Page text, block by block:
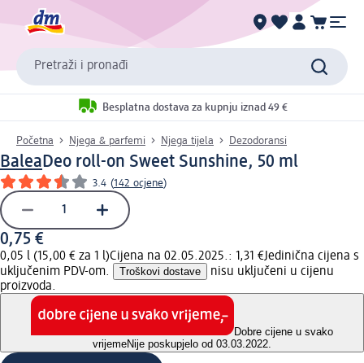
Pretraži i pronađi
Besplatna dostava za kupnju iznad 49 €
Početna Njega & parfemi Njega tijela Dezodoransi
BaleaDeo roll-on Sweet Sunshine, 50 ml
3.4 (142 ocjene)
0,75 €
0,05 l (15,00 € za 1 l)Cijena na 02.05.2025.: 1,31 €Jedinična cijena s
uključenim PDV-om.
Troškovi dostave
nisu uključeni u cijenu
proizvoda.
Dobre cijene u svako
vrijemeNije poskupjelo od 03.03.2022.